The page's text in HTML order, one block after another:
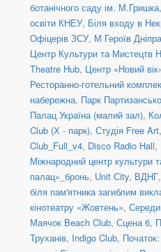
ботанічного саду ім. М.Гришка,
освіти КНЕУ, Біля входу в
Офіцерів ЗСУ, М Героїв Дніпра
Центр Культури та
Theatre Hub, Центр «Новий
Ресторанно-готельний
набережна, Парк
Палац Україна (малий зал),
Club (Х - парк), Студія Free Art,
Club_Full_v4, Disco Radio Hall,
Міжнародний центр культури
палац»_бронь, Unit Сity, ВДНГ,
біля пам'ятника загиблим
кінотеатру «Жовтень»,
Маячок Beach Club, Сцена 6,
Труханів, Indigo Club,